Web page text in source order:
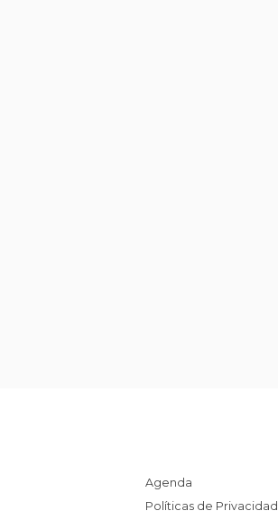
Agenda
Políticas de Privacidad